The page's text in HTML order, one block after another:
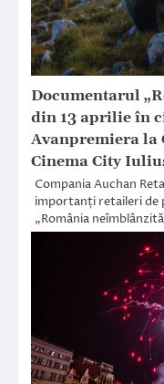
Documentarul
din 13 aprilie în
Avanpremiera la
Cinema City
Compania Auchan
importanți retaileri de
„România